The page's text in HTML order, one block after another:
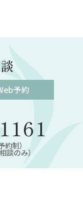
予約
制）
談のみ）